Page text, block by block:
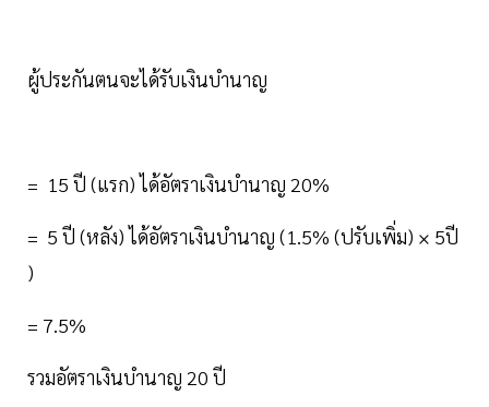
ผู้ประกันตนจะได้รับเงินบำนาญ
= 15 ปี (แรก) ได้อัตราเงินบำนาญ 20%
= 5 ปี (หลัง) ได้อัตราเงินบำนาญ (1.5% (ปรับเพิ่ม) × 5ปี
)
= 7.5%
รวมอัตราเงินบำนาญ 20 ปี